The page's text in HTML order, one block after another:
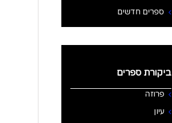
ספרים חדשים
ביקורת ספרים
פרוזה
עיון